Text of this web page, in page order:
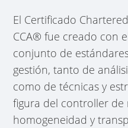
El Certificado
CCA® fue creado con
conjunto de
gestión, tanto de
como de técnicas y
figura del controller de
homogeneidad y